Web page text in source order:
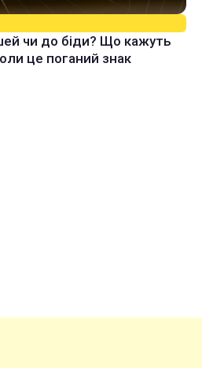
чи до біди? Що кажуть
це поганий знак